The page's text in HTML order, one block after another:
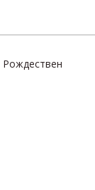
Рождествен